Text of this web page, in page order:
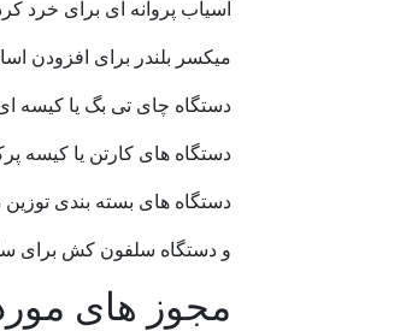
آسیاب پروانه ای برای خرد
میکسر بلندر برای افزودن
دستگاه چای تی بگ یا کیسه
دستگاه های کارتن یا کیسه
دستگاه های بسته بندی
و دستگاه سلفون کش برای
مجوز های